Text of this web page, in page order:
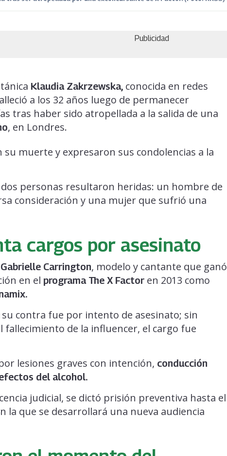
Publicidad
Klaudia Zakrzewska, conocida en redes
a los 32 años luego de permanecer
tras haber sido atropellada a la salida de una
, en Londres.
muerte y expresaron sus condolencias a la
personas resultaron heridas: un hombre de
consideración y una mujer que sufrió una
cargos por asesinato
Gabrielle Carrington, modelo y cantante que ganó
en el programa The X Factor en 2013 como
contra fue por intento de asesinato; sin
de la influencer, el cargo fue
lesiones graves con intención, conducción
del alcohol.
judicial, se dictó prisión preventiva hasta el
la que se desarrollará una nueva audiencia